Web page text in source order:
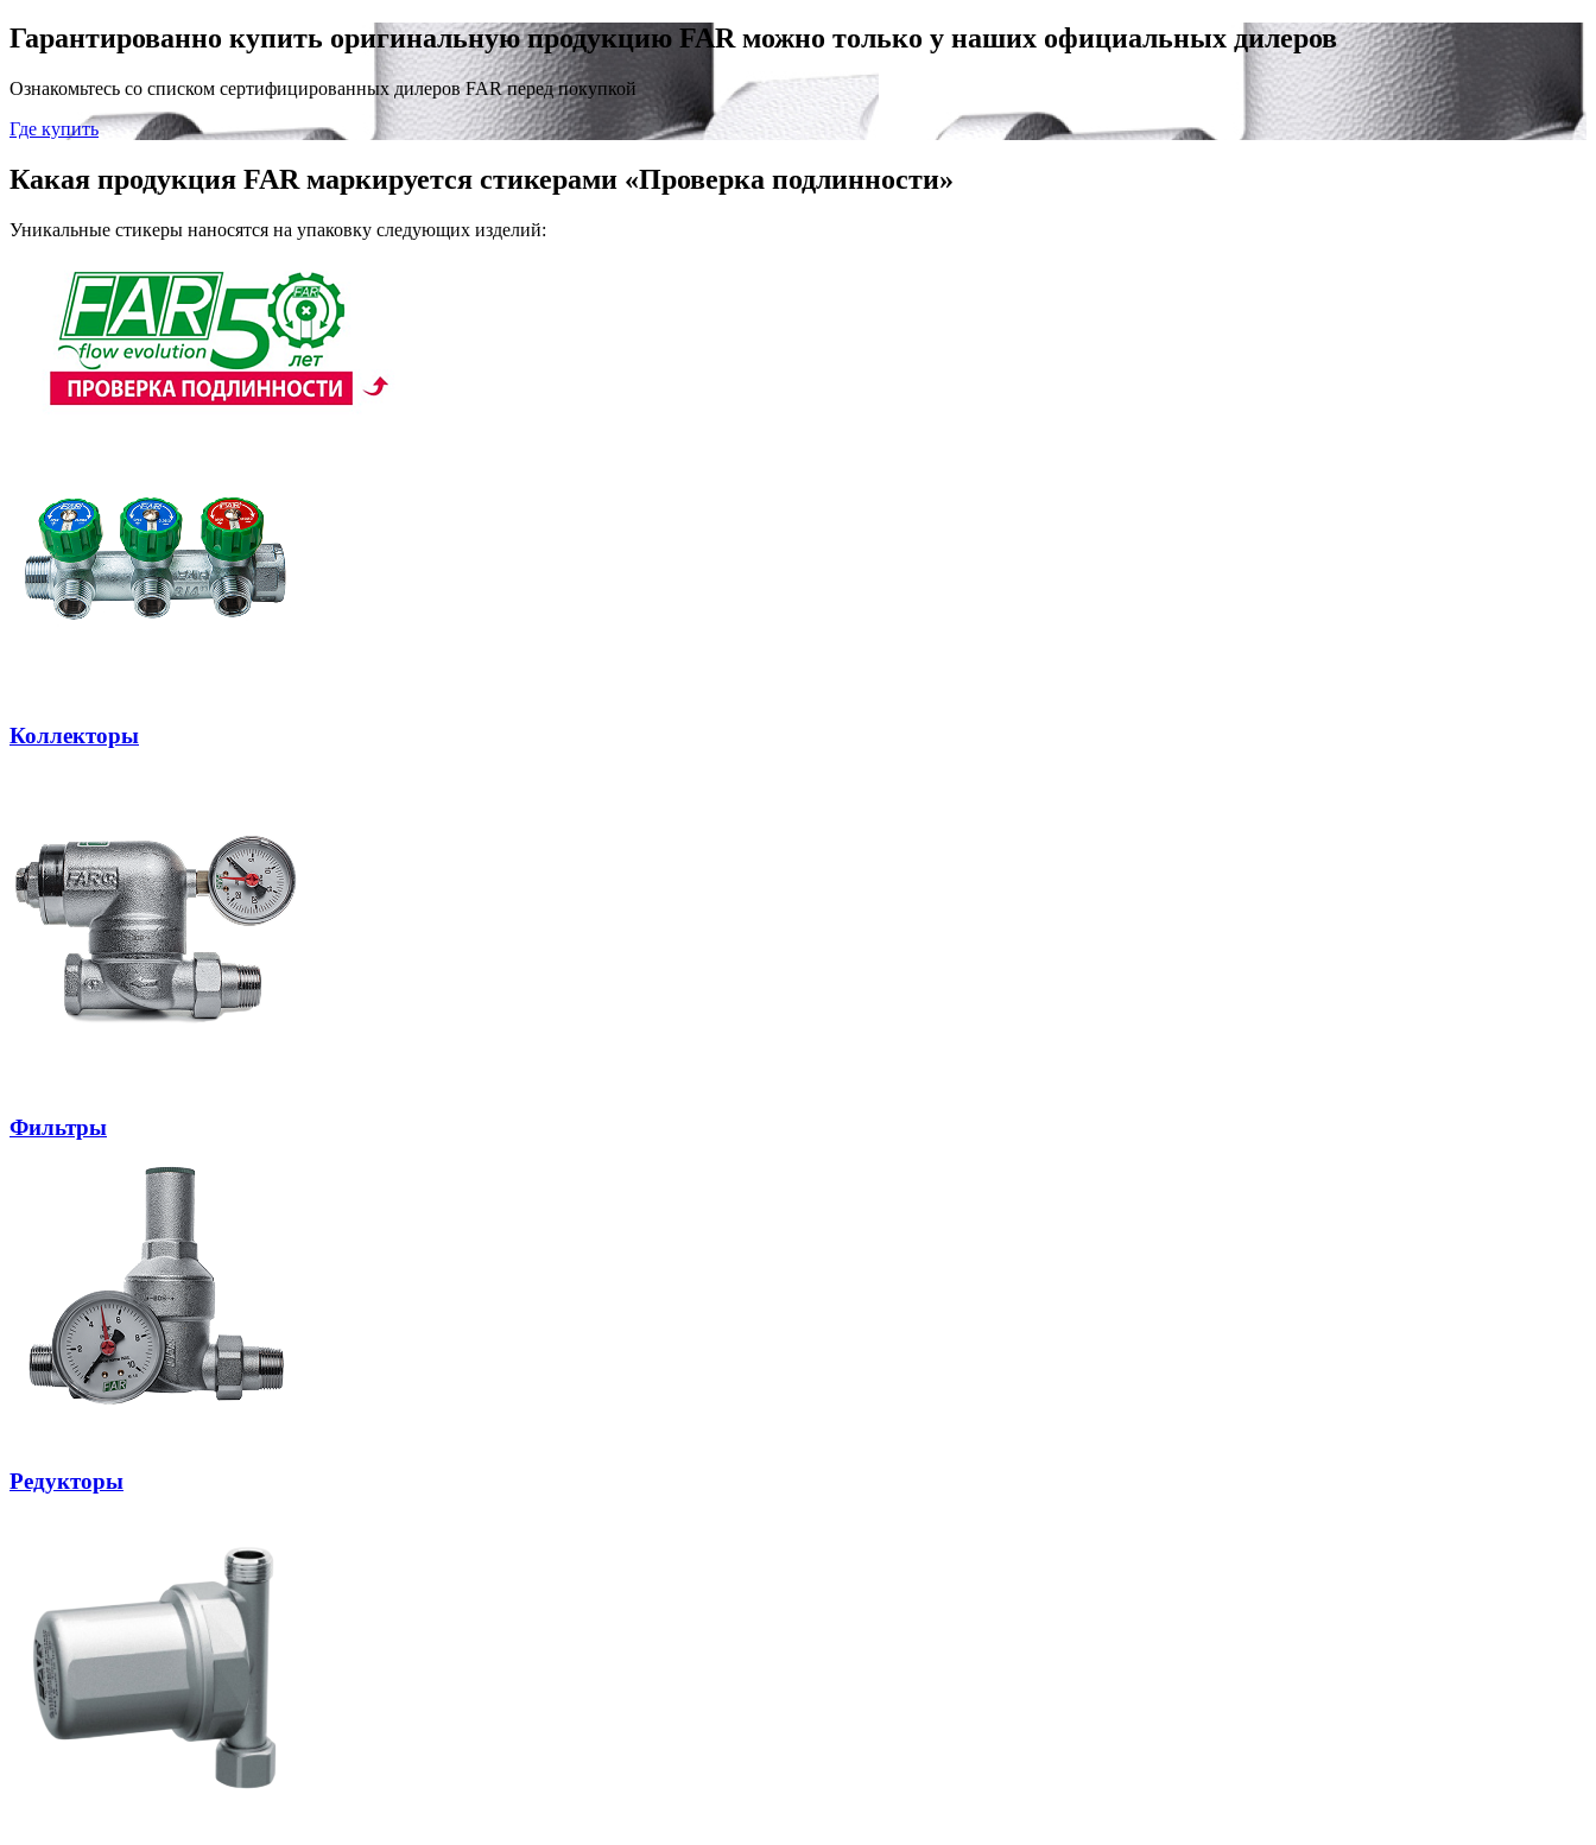
Гарантированно купить оригинальную продукцию FAR можно только у наших официальных дилеров
Ознакомьтесь со списком сертифицированных дилеров FAR перед покупкой
Где купить
Какая продукция FAR маркируется стикерами «Проверка подлинности»
Уникальные стикеры наносятся на упаковку следующих изделий:
Коллекторы
Фильтры
Редукторы